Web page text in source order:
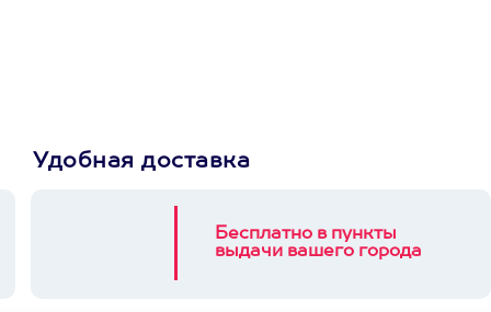
Удобная доставка
Бесплатно в пункты
выдачи вашего города